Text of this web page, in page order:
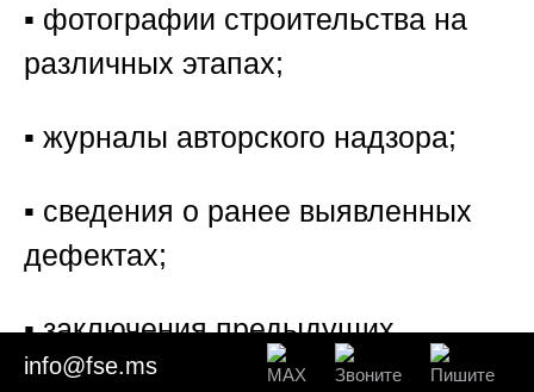
▪️ фотографии строительства на
различных этапах;
▪️ журналы авторского надзора;
▪️ сведения о ранее выявленных
дефектах;
▪️ заключения предыдущих
специалистов;
info@fse.ms